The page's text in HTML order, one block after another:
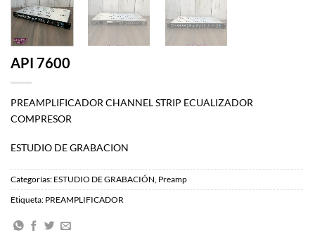
API 7600
PREAMPLIFICADOR CHANNEL STRIP ECUALIZADOR
COMPRESOR
ESTUDIO DE GRABACION
Categorías: ESTUDIO DE GRABACIÓN Preamp
Etiqueta: PREAMPLIFICADOR